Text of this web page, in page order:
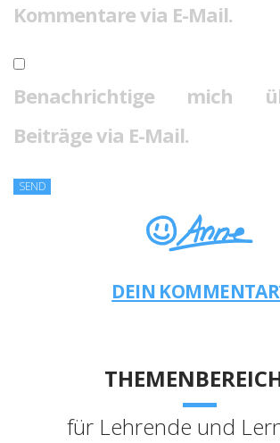
Kommentare via E-Mail.
Benachrichtige mich
Beiträge via E-Mail.
DEIN
für Lehrende und